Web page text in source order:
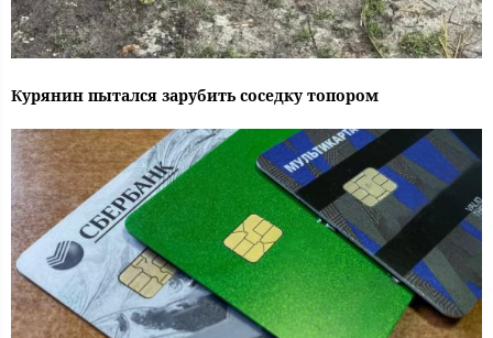
Курянин пытался зарубить соседку топором